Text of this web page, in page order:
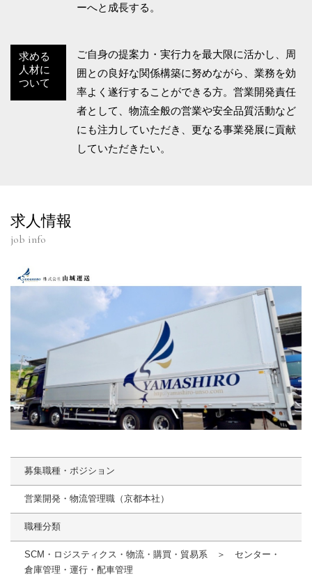
ーへと成長する。
求める
人材に
ついて
ご自身の提案力・実行力を最大限に活かし、周
囲との良好な関係構築に努めながら、業務を効
率よく遂行することができる方。営業開発責任
者として、物流全般の営業や安全品質活動など
にも注力していただき、更なる事業発展に貢献
していただきたい。
求人情報
job info
募集職種・ポジション
営業開発・物流管理職（京都本社）
職種分類
SCM・ロジスティクス・物流・購買・貿易系 ＞ センター・
倉庫管理・運行・配車管理